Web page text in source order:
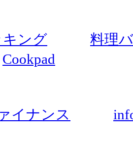
キング
料理
Cookpad
イナンス